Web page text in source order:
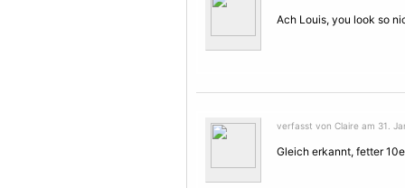
Ach Louis, you look so
verfasst von Claire am 31.
Gleich erkannt, fetter